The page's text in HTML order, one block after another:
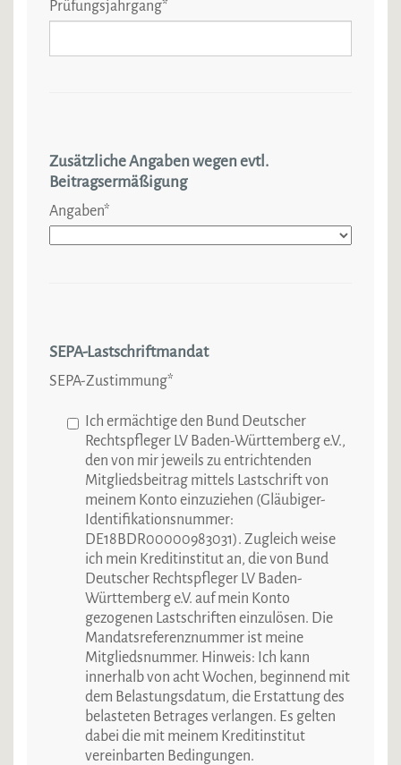
Prüfungsjahrgang*
Zusätzliche Angaben wegen evtl.
Beitragsermäßigung
Angaben*
SEPA-Lastschriftmandat
SEPA-Zustimmung*
Ich ermächtige den Bund Deutscher
Rechtspfleger LV Baden-Württemberg e.V.,
den von mir jeweils zu entrichtenden
Mitgliedsbeitrag mittels Lastschrift von
meinem Konto einzuziehen (Gläubiger-
Identifikationsnummer:
DE18BDR00000983031). Zugleich weise
ich mein Kreditinstitut an, die von Bund
Deutscher Rechtspfleger LV Baden-
Württemberg e.V. auf mein Konto
gezogenen Lastschriften einzulösen. Die
Mandatsreferenznummer ist meine
Mitgliedsnummer. Hinweis: Ich kann
innerhalb von acht Wochen, beginnend mit
dem Belastungsdatum, die Erstattung des
belasteten Betrages verlangen. Es gelten
dabei die mit meinem Kreditinstitut
vereinbarten Bedingungen.